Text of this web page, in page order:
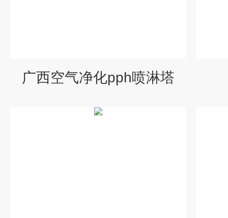
广西空气净化pph喷淋塔